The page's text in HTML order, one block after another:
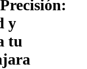
y
tu